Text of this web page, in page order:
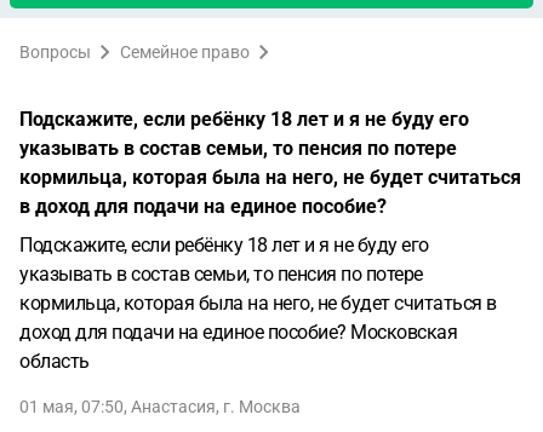
Вопросы Семейное право
Подскажите, если ребёнку 18 лет и я не буду его
указывать в состав семьи, то пенсия по потере
кормильца, которая была на него, не будет считаться
в доход для подачи на единое пособие?
Подскажите, если ребёнку 18 лет и я не буду его
указывать в состав семьи, то пенсия по потере
кормильца, которая была на него, не будет считаться в
доход для подачи на единое пособие? Московская
область
01 мая, 07:50, Анастасия, г. Москва